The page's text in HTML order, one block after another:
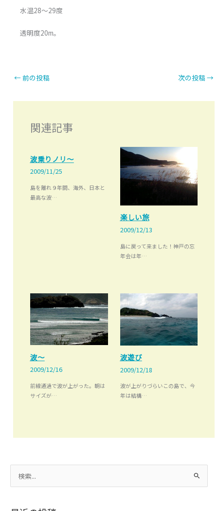
水温28～29度
透明度20m。
←前の投稿 次の投稿 →
関連記事
波乗りノリ～
2009/11/25
島を離れ９年間、海外、日本と
最高な波…
楽しい旅
2009/12/13
島に戻って来ました！神戸の忘
年会は年…
波～
2009/12/16
前線通過で波が上がった。朝は
サイズが…
波遊び
2009/12/18
波が上がりづらいこの島で、今
年は結構…
索